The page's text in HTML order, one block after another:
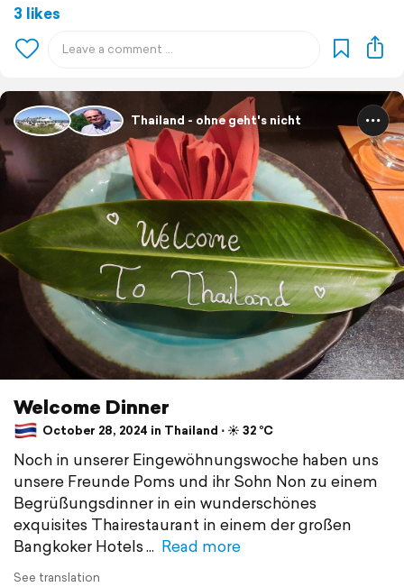
3 likes
Thailand - ohne geht's nicht
Welcome Dinner
October 28, 2024 in Thailand ⋅ ☀️ 32 °C
Noch in unserer Eingewöhnungswoche haben uns
unsere Freunde Poms und ihr Sohn Non zu einem
Begrüßungsdinner in ein wunderschönes
exquisites Thairestaurant in einem der großen
Bangkoker Hotels
Read more
See translation